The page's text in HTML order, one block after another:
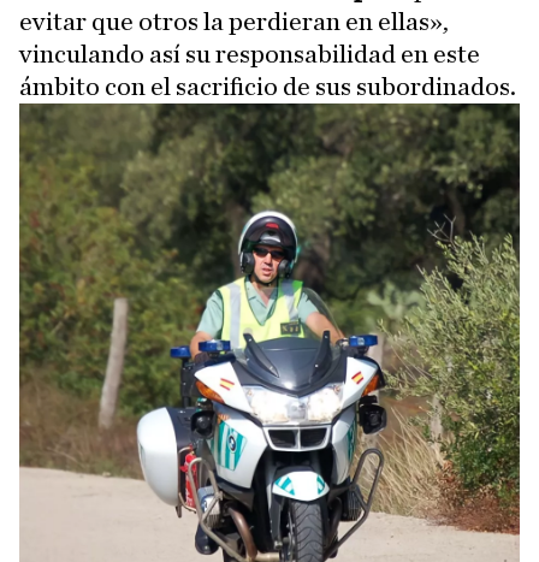
evitar que otros la perdieran en ellas»,
vinculando así su responsabilidad en este
ámbito con el sacrificio de sus subordinados.